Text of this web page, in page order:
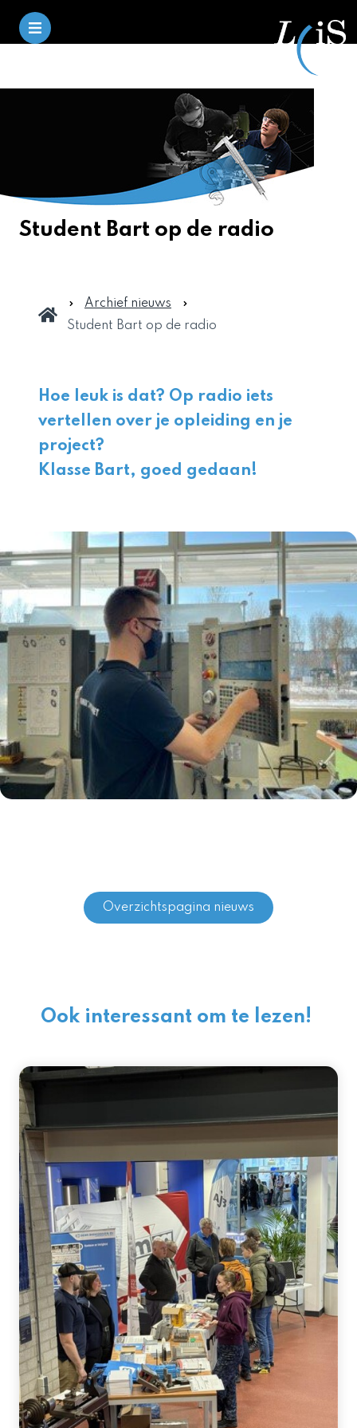
Student Bart op de radio
Archief nieuws
Student Bart op de radio
Hoe leuk is dat? Op radio iets
vertellen over je opleiding en je
project?
Klasse Bart, goed gedaan!
Overzichtspagina nieuws
Ook interessant om te lezen!